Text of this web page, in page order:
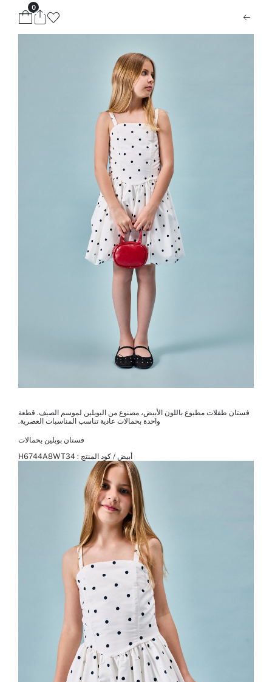
0
فستان طفلات مطبوع باللون الأبيض، مصنوع من البوبلين لموسم الصيف. قطعة
واحدة بحمالات عادية تناسب المناسبات العصرية.
فستان بوبلين بحمالات
أبيض / كود المنتج : H6744A8WT34